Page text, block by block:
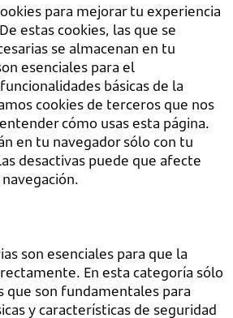
para mejorar tu experiencia
estas cookies, las que se
se almacenan en tu
esenciales para el
básicas de la
cookies de terceros que nos
cómo usas esta página.
en tu navegador sólo con tu
desactivas puede que afecte
son esenciales para que la
En esta categoría sólo
que son fundamentales para
y características de seguridad